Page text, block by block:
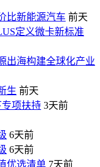
比新能源汽车 前天
定义微卡新标准
出海构建全球化产业
生 前天
专项扶持 3天前
6天前
6天前
优选清单 7天前